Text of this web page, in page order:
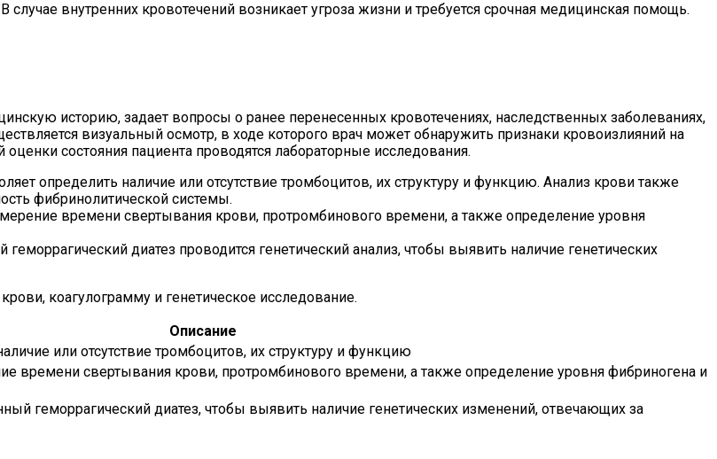
внутренних кровотечений возникает угроза жизни и требуется срочная медицинская помощь.
историю, задает вопросы о ранее перенесенных кровотечениях, наследственных заболеваниях,
визуальный осмотр, в ходе которого врач может обнаружить признаки кровоизлияний на
состояния пациента проводятся лабораторные исследования.
определить наличие или отсутствие тромбоцитов, их структуру и функцию. Анализ крови также
фибринолитической системы.
времени свертывания крови, протромбинового времени, а также определение уровня
диатез проводится генетический анализ, чтобы выявить наличие генетических
коагулограмму и генетическое исследование.
Описание
или отсутствие тромбоцитов, их структуру и функцию
времени свертывания крови, протромбинового времени, а также определение уровня фибриногена и
геморрагический диатез, чтобы выявить наличие генетических изменений, отвечающих за